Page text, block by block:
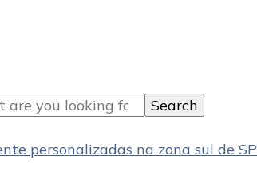
personalizadas na zona sul de SP